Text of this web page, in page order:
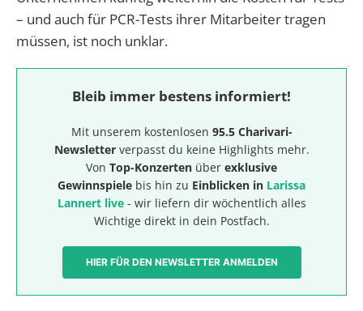
– und auch für PCR-Tests ihrer Mitarbeiter tragen
müssen, ist noch unklar.
Bleib immer bestens informiert!
Mit unserem kostenlosen 95.5 Charivari-
Newsletterverpasst du keine Highlights mehr.
Von Top-Konzerten über exklusive
Gewinnspiele bis hin zu Einblicken in Larissa
Lannert live- wir liefern dir wöchentlich alles
Wichtige direkt in dein Postfach.
HIER FÜR DEN NEWSLETTER ANMELDEN